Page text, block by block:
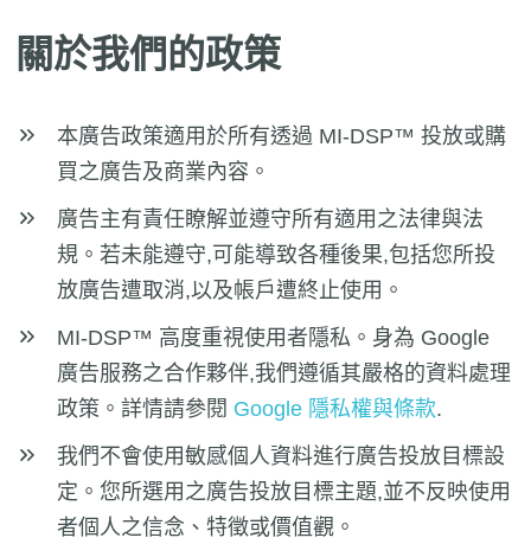
關於我們的政策
本廣告政策適用於所有透過 MI-DSP™ 投放或購
買之廣告及商業內容。
廣告主有責任瞭解並遵守所有適用之法律與法
規。若未能遵守,可能導致各種後果,包括您所投
放廣告遭取消,以及帳戶遭終止使用。
MI-DSP™ 高度重視使用者隱私。身為 Google
廣告服務之合作夥伴,我們遵循其嚴格的資料處理
政策。詳情請參閱 Google 隱私權與條款.
我們不會使用敏感個人資料進行廣告投放目標設
定。您所選用之廣告投放目標主題,並不反映使用
者個人之信念、特徵或價值觀。